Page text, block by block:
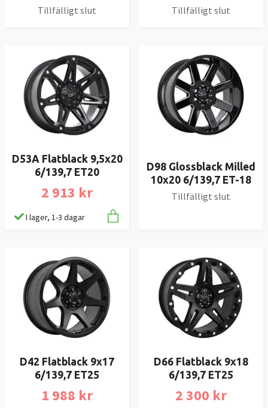
Tillfälligt slut Tillfälligt slut
D53A Flatblack 9,5x20
6/139,7 ET20
2 913 kr
I lager, 1-3 dagar
D98 Glossblack Milled
10x20 6/139,7 ET-18
Tillfälligt slut
D42 Flatblack 9x17
6/139,7 ET25
1 988 kr
D66 Flatblack 9x18
6/139,7 ET25
2 300 kr